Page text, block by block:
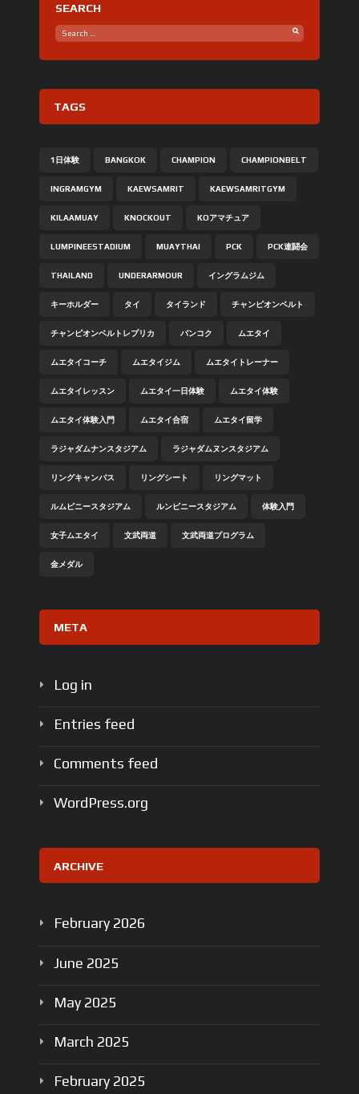
SEARCH
TAGS
1日体験 BANGKOK CHAMPION CHAMPIONBELT
INGRAMGYM KAEWSAMRIT KAEWSAMRITGYM
KILAAMUAY KNOCKOUT KOアマチュア
LUMPINEESTADIUM MUAYTHAI PCK PCK連闘会
THAILAND UNDERARMOUR イングラムジム
キーホルダー タイ タイランド チャンピオンベルト
チャンピオンベルトレプリカ バンコク ムエタイ
ムエタイコーチ ムエタイジム ムエタイトレーナー
ムエタイレッスン ムエタイ一日体験 ムエタイ体験
ムエタイ体験入門 ムエタイ合宿 ムエタイ留学
ラジャダムナンスタジアム ラジャダムヌンスタジアム
リングキャンバス リングシート リングマット
ルムピニースタジアム ルンピニースタジアム 体験入門
女子ムエタイ 文武両道 文武両道プログラム
金メダル
META
Log in
Entries feed
Comments feed
WordPress.org
ARCHIVE
February 2026
June 2025
May 2025
March 2025
February 2025